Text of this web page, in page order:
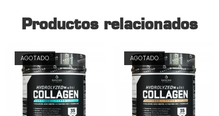
Productos relacionados
AGOTADO AGOTADO